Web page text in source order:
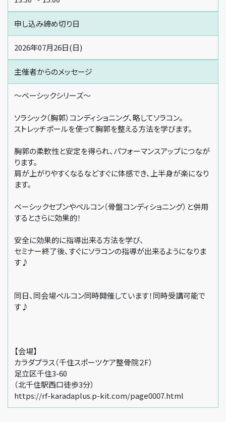
申し込み締め切り日
2026年07月26日(日)
主催者からのメッセージ
〜ベーシックシリーズ〜
ソラシック（胸郭）コンディショニング、略してソラコン。
ストレッチポールを使って胸郭を整える方法を学びます。
胸郭の柔軟性と安定を得られ、パフォーマンスアップにつなが
ります。
肩が上がりやすくなるなどすぐに体感でき、上半身が楽になり
ます。
ベーシックセブンやペルコン（骨盤コンディショニング）と併用
するとさらに効果的！
安全に効果的に指導出来る方法を学び、
セミナー終了後、すぐにソラコンの指導が出来るようになりま
す♪
同日、同会場ペルコン同時開催しています！同時受講可能で
す♪
【会場】
カラダプラス（千住スポーツケア整骨院２F）
足立区千住3-60
（北千住駅西口徒歩3分）
https://rf-karadaplus.p-kit.com/page0007.html